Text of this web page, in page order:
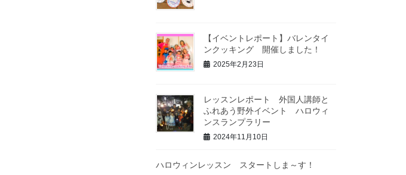
【イベントレポート】バレンタイ
ンクッキング 開催しました！
2025年2月23日
レッスンレポート 外国人講師と
ふれあう野外イベント ハロウィ
ンスランプラリー
2024年11月10日
ハロウィンレッスン スタートしま～す！